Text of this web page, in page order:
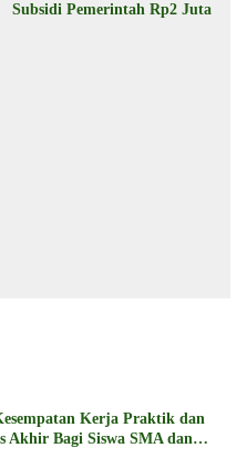
Subsidi Pemerintah Rp2 Juta
Kerja Praktik dan
Akhir Bagi Siswa SMA dan